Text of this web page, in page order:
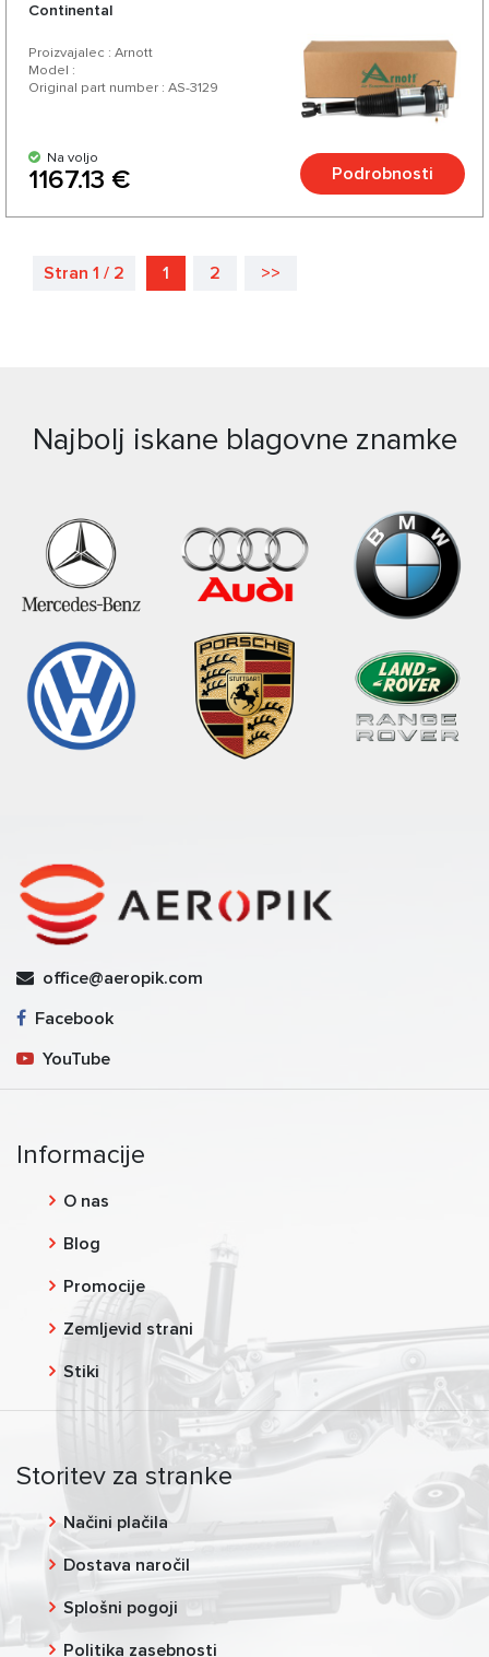
Continental
Proizvajalec : Arnott
Model :
Original part number : AS-3129
Na voljo
1167.13 € Podrobnosti
Stran 1 / 2 1 2 >>
Najbolj iskane blagovne znamke
office@aeropik.com
Facebook
YouTube
Informacije
O nas
Blog
Promocije
Zemljevid strani
Stiki
Storitev za stranke
Načini plačila
Dostava naročil
Splošni pogoji
Politika zasebnosti